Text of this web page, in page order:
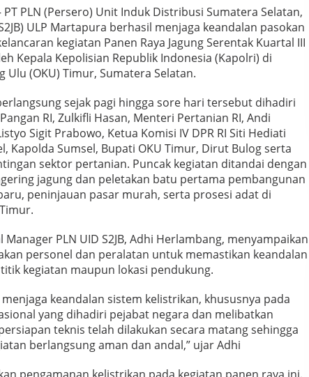
PT PLN (Persero) Unit Induk Distribusi Sumatera Selatan,
ULP Martapura berhasil menjaga keandalan pasokan
kegiatan Panen Raya Jagung Serentak Kuartal III
Kepala Kepolisian Republik Indonesia (Kapolri) di
Ulu (OKU) Timur, Sumatera Selatan.
sejak pagi hingga sore hari tersebut dihadiri
RI, Zulkifli Hasan, Menteri Pertanian RI, Andi
Sigit Prabowo, Ketua Komisi IV DPR RI Siti Hediati
Kapolda Sumsel, Bupati OKU Timur, Dirut Bulog serta
sektor pertanian. Puncak kegiatan ditandai dengan
jagung dan peletakan batu pertama pembangunan
peninjauan pasar murah, serta prosesi adat di
PLN UID S2JB, Adhi Herlambang, menyampaikan
personel dan peralatan untuk memastikan keandalan
kegiatan maupun lokasi pendukung.
keandalan sistem kelistrikan, khususnya pada
yang dihadiri pejabat negara dan melibatkan
teknis telah dilakukan secara matang sehingga
berlangsung aman dan andal,” ujar Adhi